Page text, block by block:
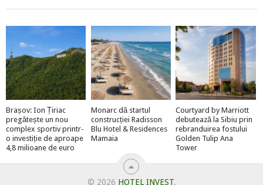
Brașov: Ion Țiriac
pregătește un nou
complex sportiv printr-
o investiție de aproape
4,8 milioane de euro
Monarc dă startul
construcției Radisson
Blu Hotel & Residences
Mamaia
Courtyard by Marriott
debutează la Sibiu prin
rebranduirea fostului
Golden Tulip Ana
Tower
© 2026 HOTEL INVEST.